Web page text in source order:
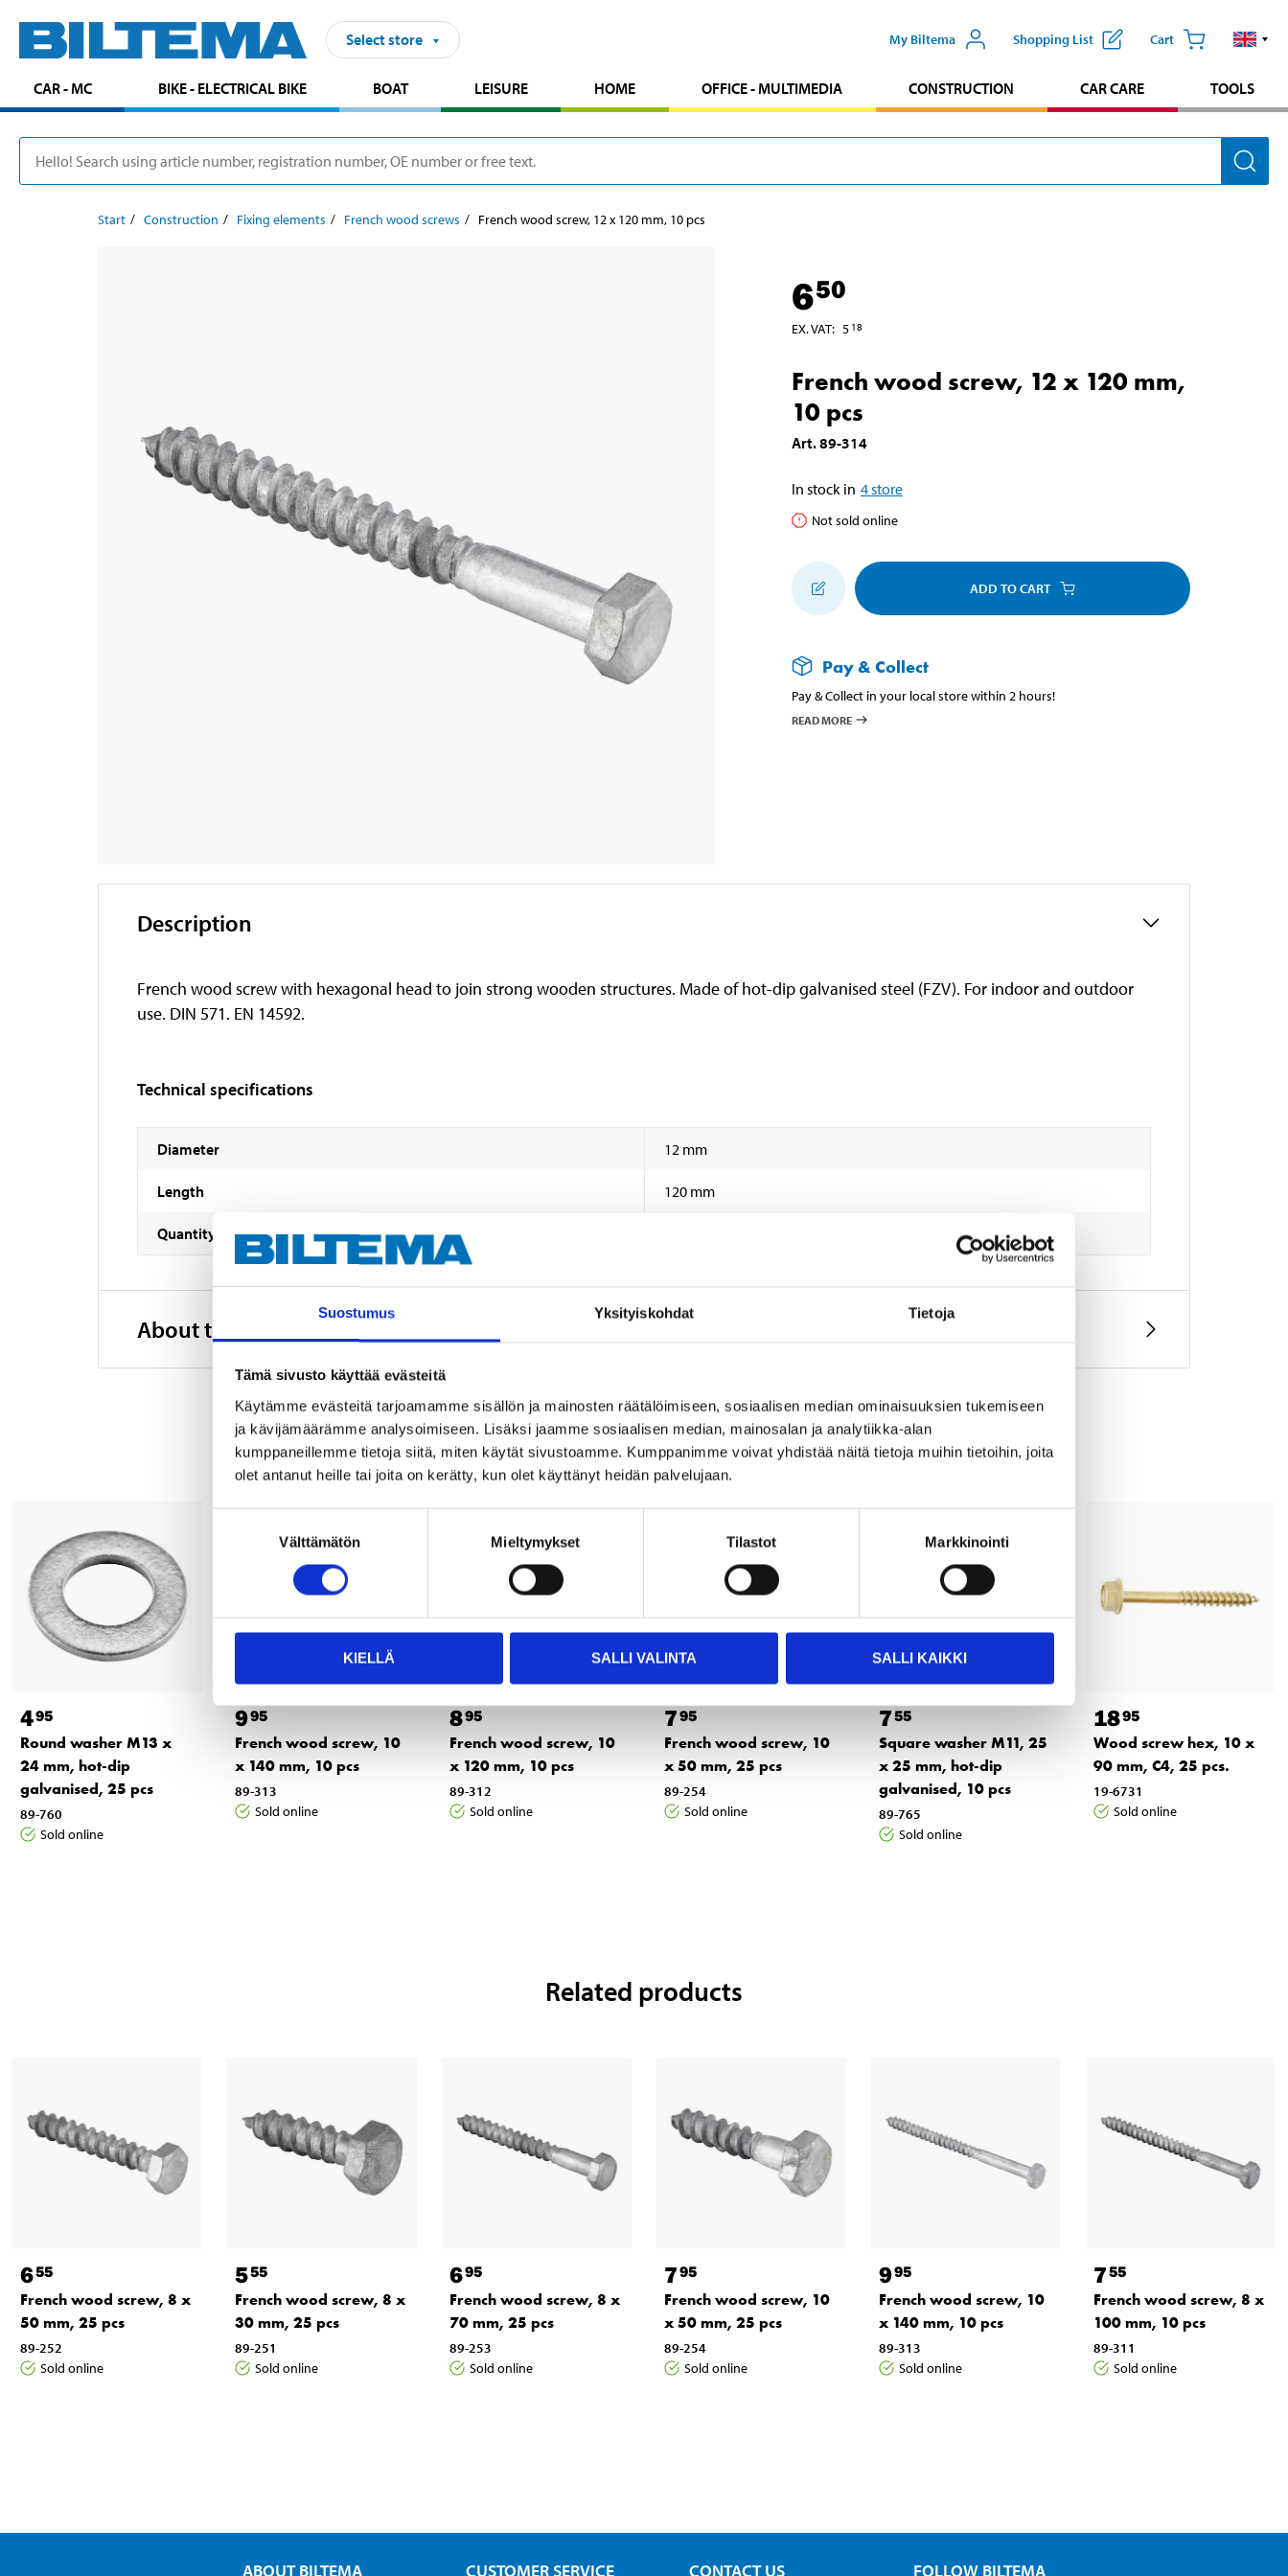
Suostumus Yksityiskohdat Tietoja
Tämä sivusto käyttää evästeitä
Käytämme evästeitä tarjoamamme sisällön ja mainosten räätälöimiseen, sosiaalisen median ominaisuuksien tukemiseen
ja kävijämäärämme analysoimiseen. Lisäksi jaamme sosiaalisen median, mainosalan ja analytiikka-alan
kumppaneillemme tietoja siitä, miten käytät sivustoamme. Kumppanimme voivat yhdistää näitä tietoja muihin tietoihin, joita
olet antanut heille tai joita on kerätty, kun olet käyttänyt heidän palvelujaan.
Välttämätön Mieltymykset Tilastot Markkinointi
KIELLÄ SALLI VALINTA SALLI KAIKKI
Select store My Biltema Shopping List Cart
CAR - MC BIKE - ELECTRICAL BIKE BOAT LEISURE HOME OFFICE - MULTIMEDIA CONSTRUCTION CAR CARE TOOLS
Start Construction Fixing elements French wood screws French wood screw, 12 x 120 mm, 10 pcs
650
EX. VAT: 5 18
French wood screw, 12 x 120 mm,
10 pcs
Art.89-314
In stock in 4store
Not sold online
ADD TO CART
Pay & Collect
Pay & Collect in your local store within 2 hours!
READ MORE
Description
French wood screw with hexagonal head to join strong wooden structures. Made of hot-dip galvanised steel (FZV). For indoor and outdoor
use. DIN 571. EN 14592.
Technical specifications
Diameter 12 mm
Length 120 mm
Quantity
About the manufacturer
Other customers also bought
495
Round washer M13 x
24 mm, hot-dip
galvanised, 25 pcs
89-760
Sold online
995
French wood screw, 10
x 140 mm, 10 pcs
89-313
Sold online
895
French wood screw, 10
x 120 mm, 10 pcs
89-312
Sold online
795
French wood screw, 10
x 50 mm, 25 pcs
89-254
Sold online
755
Square washer M11, 25
x 25 mm, hot-dip
galvanised, 10 pcs
89-765
Sold online
1895
Wood screw hex, 10 x
90 mm, C4, 25 pcs.
19-6731
Sold online
Related products
655
French wood screw, 8 x
50 mm, 25 pcs
89-252
Sold online
555
French wood screw, 8 x
30 mm, 25 pcs
89-251
Sold online
695
French wood screw, 8 x
70 mm, 25 pcs
89-253
Sold online
795
French wood screw, 10
x 50 mm, 25 pcs
89-254
Sold online
995
French wood screw, 10
x 140 mm, 10 pcs
89-313
Sold online
755
French wood screw, 8 x
100 mm, 10 pcs
89-311
Sold online
ABOUT BILTEMA CUSTOMER SERVICE CONTACT US FOLLOW BILTEMA